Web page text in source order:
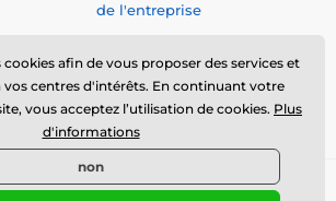
de l'entreprise
du Contrat
Sécurité et qualité sans
compromis
⦁ Boutique en ligne créée par
afin de vous proposer des services et
vos centres d'intérêts. En continuant votre
vous acceptez l’utilisation de cookies. Plus
d'informations
non